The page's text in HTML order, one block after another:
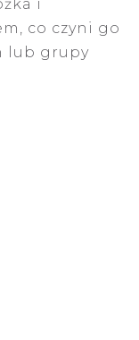
i
co czyni go
lub grupy